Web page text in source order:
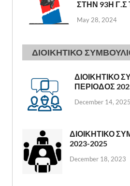
ΣΤΗΝ 93Η Γ.Σ
May 28, 2024
ΔΙΟΙΚΗΤΙΚΟ
ΔΙΟΙΚΗΤΙΚΟ
ΠΕΡΙΟΔΟΣ
December 14, 2025
ΔΙΟΙΚΗΤΙΚΟ
2023-2025
December 18, 2023